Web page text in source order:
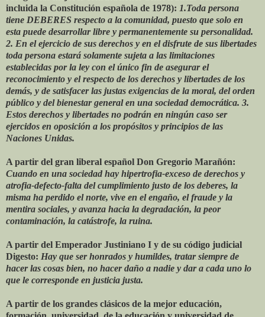
incluida la Constitución española de 1978): 1.Toda persona
tiene DEBERES respecto a la comunidad, puesto que solo en
esta puede desarrollar libre y permanentemente su personalidad.
2. En el ejercicio de sus derechos y en el disfrute de sus libertades
toda persona estará solamente sujeta a las limitaciones
establecidas por la ley con el único fin de asegurar el
reconocimiento y el respecto de los derechos y libertades de los
demás, y de satisfacer las justas exigencias de la moral, del orden
público y del bienestar general en una sociedad democrática. 3.
Estos derechos y libertades no podrán en ningún caso ser
ejercidos en oposición a los propósitos y principios de las
Naciones Unidas.
A partir del gran liberal español Don Gregorio Marañón:
Cuando en una sociedad hay hipertrofia-exceso de derechos y
atrofia-defecto-falta del cumplimiento justo de los deberes, la
misma ha perdido el norte, vive en el engaño, el fraude y la
mentira sociales, y avanza hacia la degradación, la peor
contaminación, la catástrofe, la ruina.
A partir del Emperador Justiniano I y de su código judicial
Digesto: Hay que ser honrados y humildes, tratar siempre de
hacer las cosas bien, no hacer daño a nadie y dar a cada uno lo
que le corresponde en justicia justa.
A partir de los grandes clásicos de la mejor educación,